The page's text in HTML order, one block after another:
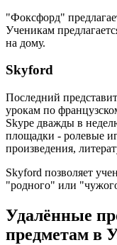
"Фоксфорд"
Ученикам
на дому.
Skyford
Последний
урокам по
Skype дважды в
площадки - ролевые
произведения,
Skyford позволяет
"родного" или
Удалённые
предметам в